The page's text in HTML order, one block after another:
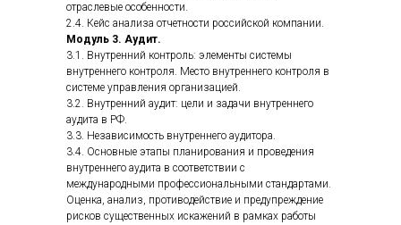
отраслевые особенности.
2.4. Кейс анализа отчетности российской компании.
Модуль 3. Аудит.
3.1. Внутренний контроль: элементы системы
внутреннего контроля. Место внутреннего контроля в
системе управления организацией.
3.2. Внутренний аудит: цели и задачи внутреннего
аудита в РФ.
3.3. Независимость внутреннего аудитора.
3.4. Основные этапы планирования и проведения
внутреннего аудита в соответствии с
международными профессиональными стандартами.
Оценка, анализ, противодействие и предупреждение
рисков существенных искажений в рамках работы